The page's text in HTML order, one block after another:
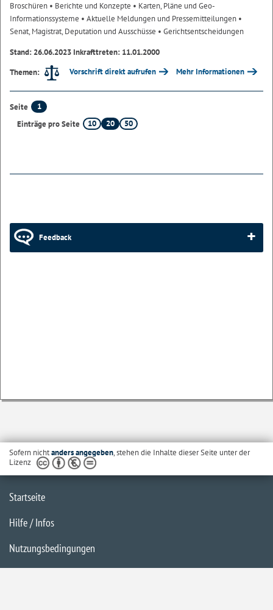
Broschüren • Berichte und Konzepte • Karten, Pläne und Geo-
Informationssysteme • Aktuelle Meldungen und Pressemitteilungen •
Senat, Magistrat, Deputation und Ausschüsse • Gerichtsentscheidungen
Stand: 26.06.2023 Inkrafttreten: 11.01.2000
Themen:
Vorschrift direkt aufrufen Mehr Informationen
Seite
1
Einträge pro Seite
10 20 50
Feedback
Sofern nichtanders angegeben, stehen die Inhalte dieser Seite unter der
Lizenz
Startseite
Hilfe / Infos
Nutzungsbedingungen